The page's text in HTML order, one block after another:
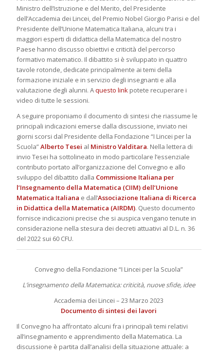
Ministro dell’Istruzione e del Merito, del Presidente
dell’Accademia dei Lincei, del Premio Nobel Giorgio Parisi e del
Presidente dell’Unione Matematica Italiana, alcuni tra i
maggiori esperti di didattica della Matematica del nostro
Paese hanno discusso obiettivi e criticità del percorso
formativo matematico. Il dibattito si è sviluppato in quattro
tavole rotonde, dedicate principalmente ai temi della
formazione iniziale e in servizio degli insegnanti e alla
valutazione degli alunni. Aquesto linkpotete recuperare i
video di tutte le sessioni.
A seguire proponiamo il documento di sintesi che riassume le
principali indicazioni emerse dalla discussione, inviato nei
giorni scorsi dal Presidente della Fondazione “I Lincei per la
Scuola”Alberto Tesei al Ministro Valditara. Nella lettera di
invio Tesei ha sottolineato in modo particolare l’essenziale
contributo portato all’organizzazione del Convegno e allo
sviluppo del dibattito dalla Commissione Italiana per
l’Insegnamento della Matematica (CIIM) dell’Unione
Matematica Italiana e dall’Associazione Italiana di Ricerca
in Didattica della Matematica (AIRDM). Questo documento
fornisce indicazioni precise che si auspica vengano tenute in
considerazione nella stesura dei decreti attuativi al D.L. n. 36
del 2022 sui 60 CFU.
Convegno della Fondazione “I Lincei per la Scuola”
L’insegnamento della Matematica: criticità, nuove sfide, idee
Accademia dei Lincei – 23 Marzo 2023
Documento di sintesi dei lavori
Il Convegno ha affrontato alcuni fra i principali temi relativi
all’insegnamento e apprendimento della Matematica. La
discussione è partita dall’analisi della situazione attuale: a